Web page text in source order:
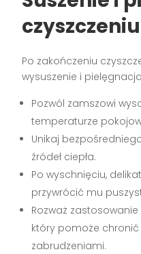
czyszczeniu
Po zakończeniu
wysuszenie i
Pozwól zamszowi
temperaturze
Unikaj
źródeł ciepła.
Po wyschnięciu,
przywrócić mu
Rozważ
który pomoże chronić
zabrudzeniami.